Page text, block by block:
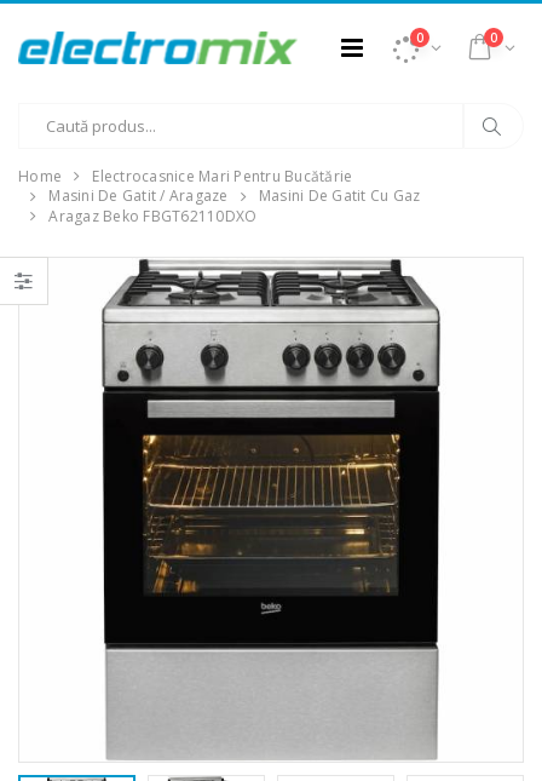
0 0
Home
Electrocasnice Mari Pentru Bucătărie
Masini De Gatit / Aragaze
Masini De Gatit Cu Gaz
Aragaz Beko FBGT62110DXO